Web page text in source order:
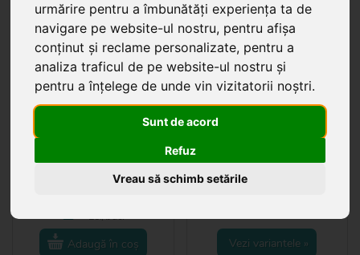
urmărire pentru a îmbunătăți experiența ta de
navigare pe website-ul nostru, pentru afișa
conținut și reclame personalizate, pentru a
analiza traficul de pe website-ul nostru și
pentru a înțelege de unde vin vizitatorii noștri.
Sunt de acord
Refuz
Vreau să schimb setările
Inimă cu sau fără gaură,
2 Lei/buc.
Adaugă în coș
6
7 20
Vezi variantele »